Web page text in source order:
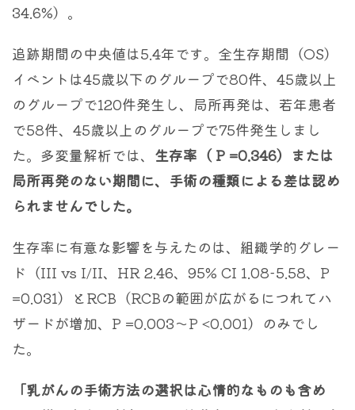
34.6%）。
追跡期間の中央値は5.4年です。全生存期間（OS）
イベントは45歳以下のグループで80件、45歳以上
のグループで120件発生し、局所再発は、若年患者
で58件、45歳以上のグループで75件発生しまし
た。多変量解析では、 生存率（ P =0.346）または
局所再発のない期間に、手術の種類による差は認め
られませんでした。
生存率に有意な影響を与えたのは、組織学的グレー
ド（III vs I/II、HR 2.46、95% CI 1.08-5.58、P
=0.031）とRCB（RCBの範囲が広がるにつれてハ
ザードが増加、P =0.003～P <0.001）のみでし
た。
「乳がんの手術方法の選択は心情的なものも含め